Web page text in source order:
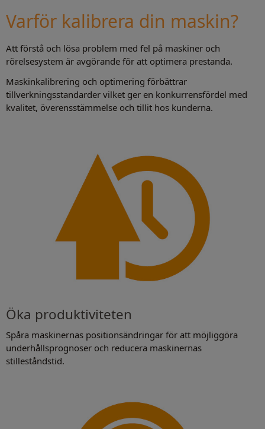
Varför kalibrera din maskin?
Att förstå och lösa problem med fel på maskiner och
rörelsesystem är avgörande för att optimera prestanda.
Maskinkalibrering och optimering förbättrar
tillverkningsstandarder vilket ger en konkurrensfördel med
kvalitet, överensstämmelse och tillit hos kunderna.
Öka produktiviteten
Spåra maskinernas positionsändringar för att möjliggöra
underhållsprognoser och reducera maskinernas
stilleståndstid.